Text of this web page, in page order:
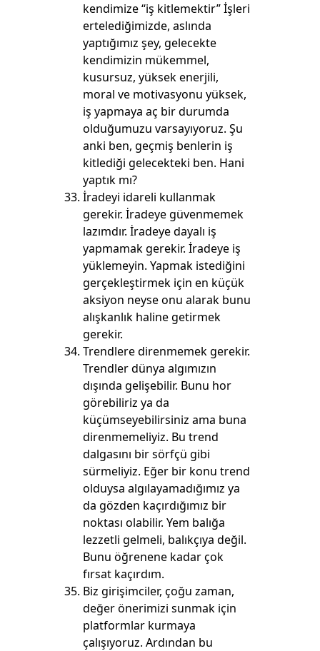
kendimize “iş kitlemektir” İşleri
ertelediğimizde, aslında
yaptığımız şey, gelecekte
kendimizin mükemmel,
kusursuz, yüksek enerjili,
moral ve motivasyonu yüksek,
iş yapmaya aç bir durumda
olduğumuzu varsayıyoruz. Şu
anki ben, geçmiş benlerin iş
kitlediği gelecekteki ben. Hani
yaptık mı?
İradeyi idareli kullanmak
gerekir. İradeye güvenmemek
lazımdır. İradeye dayalı iş
yapmamak gerekir. İradeye iş
yüklemeyin. Yapmak istediğini
gerçekleştirmek için en küçük
aksiyon neyse onu alarak bunu
alışkanlık haline getirmek
gerekir.
Trendlere direnmemek gerekir.
Trendler dünya algımızın
dışında gelişebilir. Bunu hor
görebiliriz ya da
küçümseyebilirsiniz ama buna
direnmemeliyiz. Bu trend
dalgasını bir sörfçü gibi
sürmeliyiz. Eğer bir konu trend
olduysa algılayamadığımız ya
da gözden kaçırdığımız bir
noktası olabilir. Yem balığa
lezzetli gelmeli, balıkçıya değil.
Bunu öğrenene kadar çok
fırsat kaçırdım.
Biz girişimciler, çoğu zaman,
değer önerimizi sunmak için
platformlar kurmaya
çalışıyoruz. Ardından bu